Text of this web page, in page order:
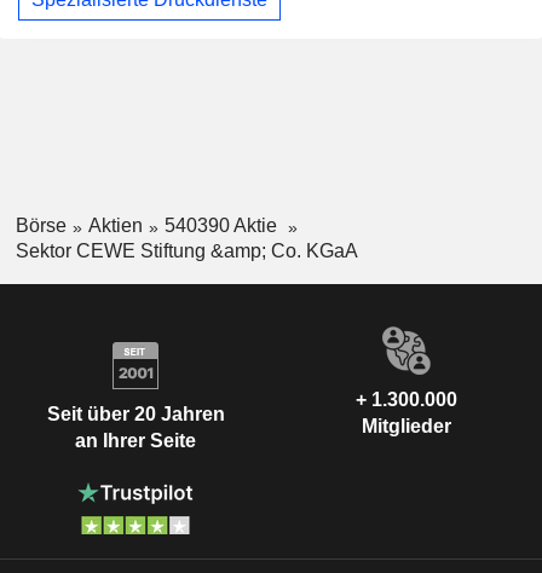
Börse Aktien
540390 Aktie
Sektor CEWE Stiftung &amp; Co. KGaA
Seit über 20 Jahren
an Ihrer Seite
+ 1.300.000
Mitglieder